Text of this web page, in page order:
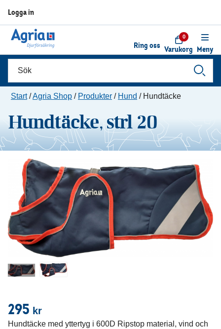
Logga in
Ring oss
0
Varukorg Meny
Start/Agria Shop / Produkter / Hund / Hundtäcke
Hundtäcke, strl 20
295 kr
Hundtäcke med yttertyg i 600D Ripstop material, vind och